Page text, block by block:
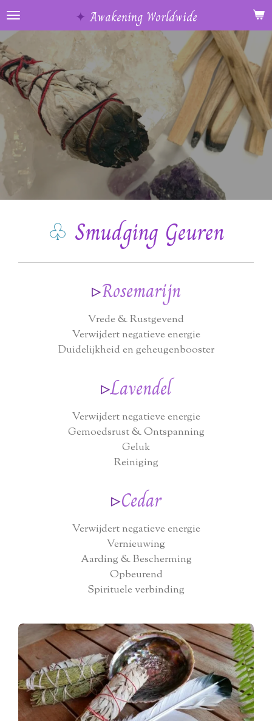
Ga
direct
naar
de
hoofdinhoud
✦ Awakening Worldwide
♧ Smudging Geuren
▹Rosemarijn
Vrede & Rustgevend
Verwijdert negatieve energie
Duidelijkheid en geheugenbooster
▹Lavendel
Verwijdert negatieve energie
Gemoedsrust & Ontspanning
Geluk
Reiniging
▹Cedar
Verwijdert negatieve energie
Vernieuwing
Aarding & Bescherming
Opbeurend
Spirituele verbinding